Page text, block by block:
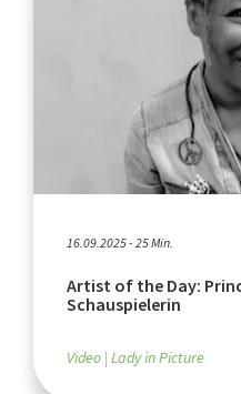
16.09.2025 - 25 Min.
Artist of the Day:
Schauspielerin
Video Lady in Picture